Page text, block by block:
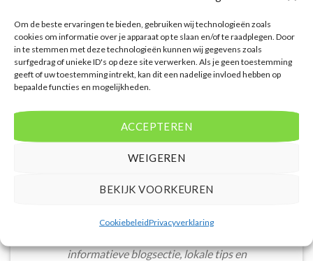
Om de beste ervaringen te bieden, gebruiken wij technologieën zoals
cookies om informatie over je apparaat op te slaan en/of te raadplegen. Door
in te stemmen met deze technologieën kunnen wij gegevens zoals
surfgedrag of unieke ID's op deze site verwerken. Als je geen toestemming
geeft of uw toestemming intrekt, kan dit een nadelige invloed hebben op
bepaalde functies en mogelijkheden.
ACCEPTEREN
WEIGEREN
BEKIJK VOORKEUREN
CookiebeleidPrivacyverklaring
PRIJZEN EN BOEKEN
WAT ZE OVER ONS ZEGGEN
accommodaties met verschillende filters zoals
time prijsinformatie en de mogelijkheid om direct op
informatieve blogsectie, lokale tips en